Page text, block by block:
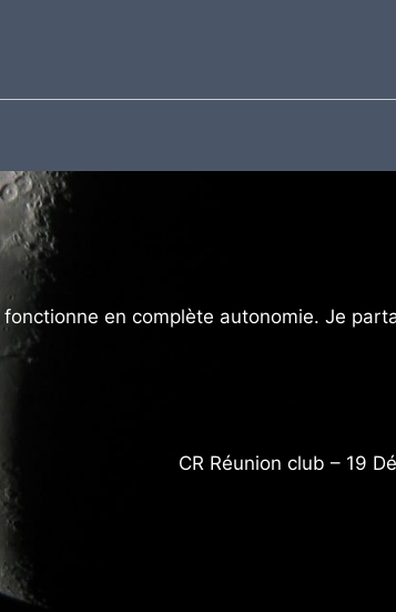
en complète autonomie. Je
CR Réunion club – 19